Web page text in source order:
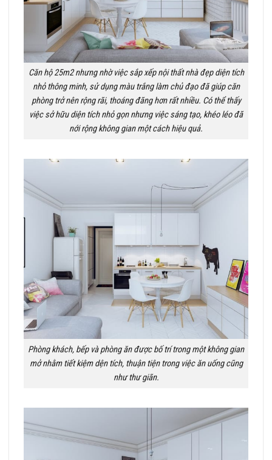
Căn hộ 25m2 nhưng nhờ việc sắp xếp nội thất nhà đẹp diện tích
nhỏ thông minh, sử dụng màu trắng làm chủ đạo đã giúp căn
phòng trở nên rộng rãi, thoáng đãng hơn rất nhiều. Có thể thấy
việc sở hữu diện tích nhỏ gọn nhưng việc sáng tạo, khéo léo đã
nới rộng không gian một cách hiệu quả.
Phòng khách, bếp và phòng ăn được bố trí trong một không gian
mở nhằm tiết kiệm dện tích, thuận tiện trong việc ăn uống cũng
như thư giãn.